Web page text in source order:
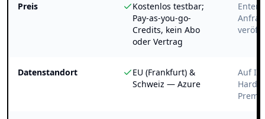
Preis
Kostenlos testbar;
Pay-as-you-go-
Credits, kein Abo
oder Vertrag
Datenstandort
EU (Frankfurt) &
Schweiz — Azure
Auf